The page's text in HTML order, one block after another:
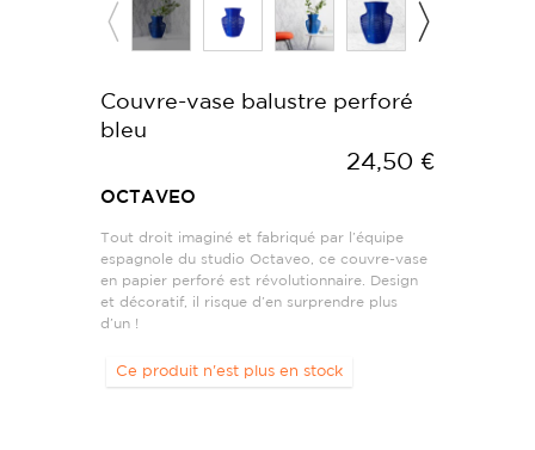
Couvre-vase balustre perforé
bleu
24,50 €
OCTAVEO
Tout droit imaginé et fabriqué par l’équipe
espagnole du studio Octaveo, ce couvre-vase
en papier perforé est révolutionnaire. Design
et décoratif, il risque d’en surprendre plus
d’un !
Ce produit n'est plus en stock